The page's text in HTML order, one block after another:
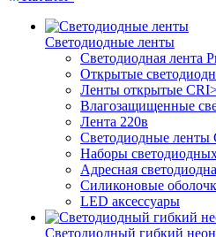
Светодиодные ленты
Светодиодная лента
Открытые
Ленты открытые
Влагозащищенные
Лента 220в
Светодиодные ленты
Наборы
Адресная
Силиконовые
LED аксессуары
Светодиодный гибкий неон